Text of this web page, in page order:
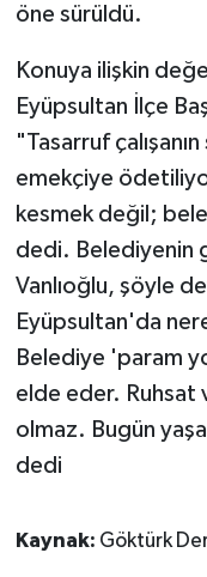
öne sürüldü.
Konuya ilişkin
Eyüpsultan İlçe
"Tasarruf
emekçiye
kesmek değil;
dedi. Belediyenin
Vanlıoğlu, şöyle
Eyüpsultan'da
Belediye 'param
elde eder. Ruhsat
olmaz. Bugün
dedi
Kaynak: Göktürk